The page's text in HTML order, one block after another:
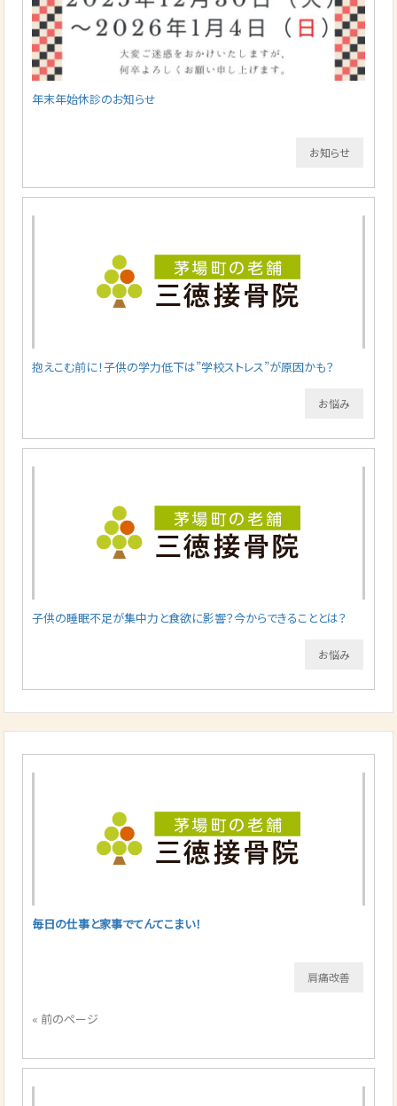
年末年始休診のお知らせ
お知らせ
抱えこむ前に！子供の学力低下は”学校ストレス”が原因かも？
お悩み
子供の睡眠不足が集中力と食欲に影響？今からできることとは？
お悩み
毎日の仕事と家事でてんてこまい！
肩痛改善
« 前のページ